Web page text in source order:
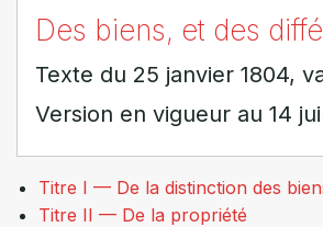
Des biens, et des
Texte du 25 janvier 1804,
Version en vigueur au 14
Titre I — De la distinction des
Titre II — De la propriété